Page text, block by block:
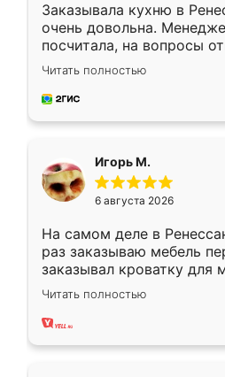
Заказывала кухню в
очень довольна.
посчитала, на вопросы
Замерщик приехал в
делу со всей
за день, ребята работали
Читать полностью
Игорь М.
6 августа 2026
На самом деле в
раз заказываю мебель
заказывал кроватку для
ребёнка при его
заказал шкаф-купе. По
хорошее сборка
Читать полностью